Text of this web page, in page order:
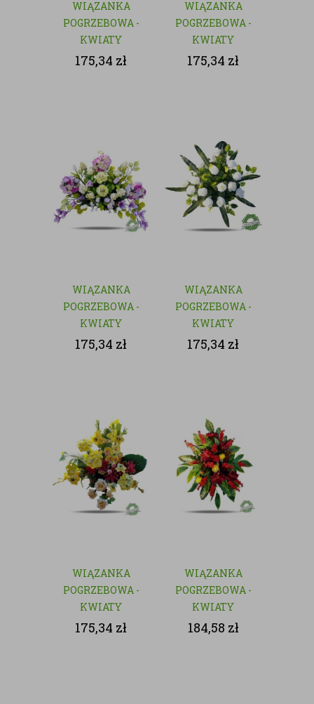
WIĄZANKA
POGRZEBOWA -
KWIATY
SZTUCZNE
175,34 zł
WIĄZANKA
POGRZEBOWA -
KWIATY
SZTUCZNE
175,34 zł
WIĄZANKA
POGRZEBOWA -
KWIATY
SZTUCZNE
175,34 zł
WIĄZANKA
POGRZEBOWA -
KWIATY
SZTUCZNE
175,34 zł
WIĄZANKA
POGRZEBOWA -
KWIATY
SZTUCZNE
175,34 zł
WIĄZANKA
POGRZEBOWA -
KWIATY
SZTUCZNE
184,58 zł